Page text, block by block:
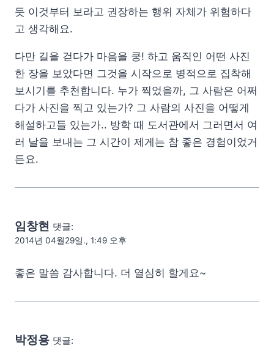
듯 이것부터 보라고 권장하는 행위 자체가 위험하다
고 생각해요.
다만 길을 걷다가 마음을 쿵! 하고 움직인 어떤 사진
한 장을 보았다면 그것을 시작으로 병적으로 집착해
보시기를 추천합니다. 누가 찍었을까, 그 사람은 어쩌
다가 사진을 찍고 있는가? 그 사람의 사진을 어떻게
해설하고들 있는가.. 방학 때 도서관에서 그러면서 여
러 날을 보내는 그 시간이 제게는 참 좋은 경험이었거
든요.
임창현 댓글:
2014년 04월29일., 1:49 오후
좋은 말씀 감사합니다. 더 열심히 할게요~
박정용 댓글: